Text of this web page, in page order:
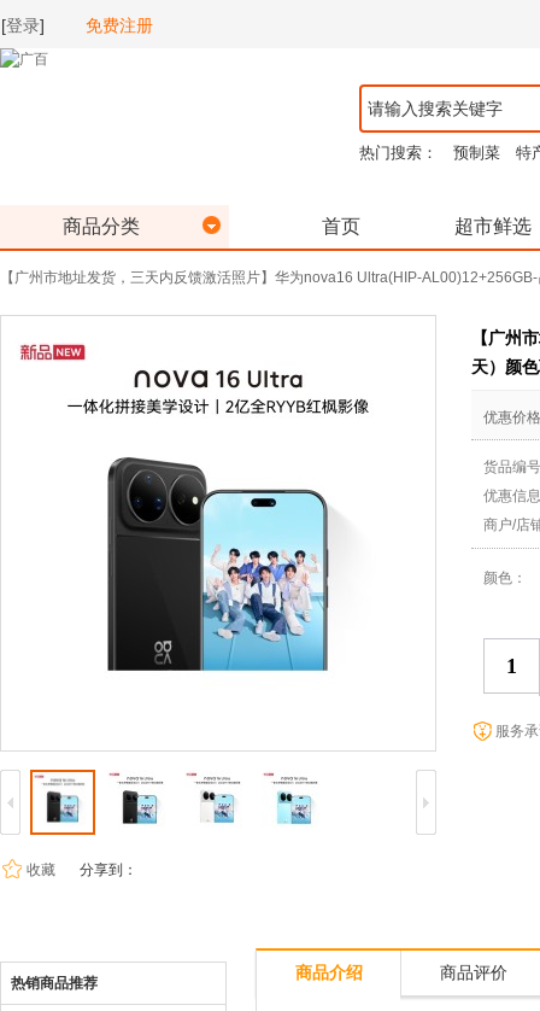
[登录] 免费注册
热门搜索： 预制菜 特
商品分类 首页 超市鲜选
【广州市地址发货，三天内反馈激活照片】华为nova16 Ultra(HIP-
收藏 分享到：
【广州
天）颜
优惠价
货品编
优惠信
商户/店
颜色：
服务
热销商品推荐
商品介绍 商品评价